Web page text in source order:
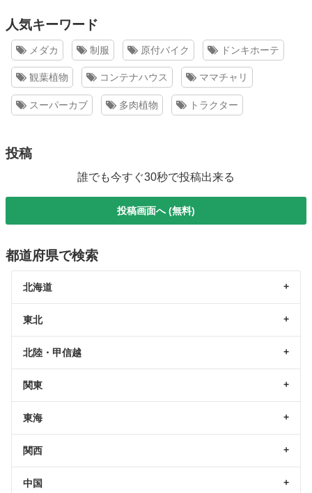
人気キーワード
メダカ 制服 原付バイク ドンキホーテ
観葉植物 コンテナハウス ママチャリ
スーパーカブ 多肉植物 トラクター
投稿
誰でも今すぐ30秒で投稿出来る
投稿画面へ (無料)
都道府県で検索
北海道
東北
北陸・甲信越
関東
東海
関西
中国